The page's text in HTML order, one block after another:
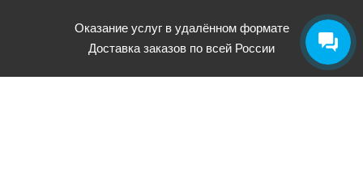
Оказание услуг в удалённом формате
Доставка заказов по всей России